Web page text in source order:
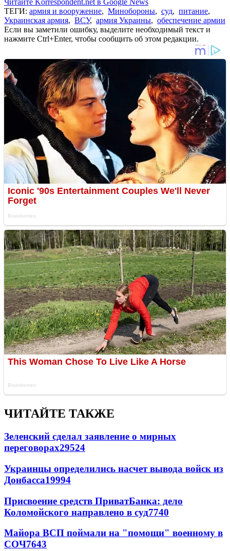
ТЕГИ: армия и вооружение, Минобороны, суд, питание,
Украинская армия, ВСУ, армия Украины, обеспечение армии
Если вы заметили ошибку, выделите необходимый текст и
нажмите Ctrl+Enter, чтобы сообщить об этом редакции.
ЧИТАЙТЕ ТАКЖЕ
Зеленский сделал заявление о мирных
переговорах29524
Украинцы определились насчет вывода войск из
Донбасса19994
Присвоение средств ПриватБанка: дело
Коломойского направлено в суд7740
Майора ВСП поймали на "помощи" военному в
СОЧ7643